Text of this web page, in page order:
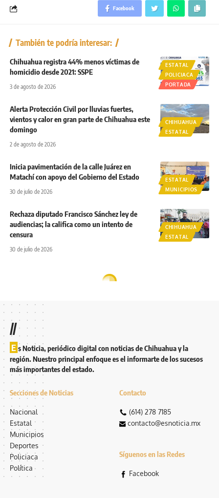
Facebook
También te podría interesar:
ESTATAL
POLICIACA
PORTADA
Chihuahua registra 44% menos víctimas de
homicidio desde 2021: SSPE
3 de agosto de 2026
CHIHUAHUA
ESTATAL
Alerta Protección Civil por lluvias fuertes,
vientos y calor en gran parte de Chihuahua este
domingo
2 de agosto de 2026
ESTATAL
MUNICIPIOS
Inicia pavimentación de la calle Juárez en
Matachí con apoyo del Gobierno del Estado
30 de julio de 2026
CHIHUAHUA
ESTATAL
Rechaza diputado Francisco Sánchez ley de
audiencias; la califica como un intento de
censura
30 de julio de 2026
//
E s Noticia, periódico digital con noticias de Chihuahua y la
región. Nuestro principal enfoque es el informarte de los sucesos
más importantes del estado.
Secciones de Noticias
Nacional
Estatal
Municipios
Deportes
Policiaca
Política
Contacto
(614) 278 7185
contacto@esnoticia.mx
Síguenos en las Redes
Facebook